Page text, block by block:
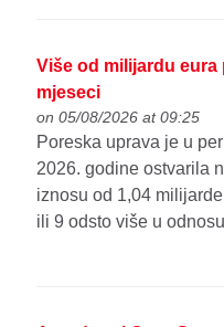
Više od milijardu
mjeseci
on 05/08/2026 at 09:25
Poreska uprava je u
2026. godine ostvarila
iznosu od 1,04
ili 9 odsto više u